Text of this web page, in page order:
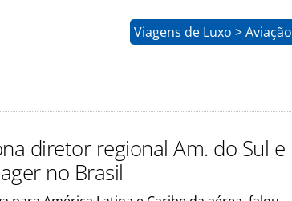
Viagens de Luxo > Aviação
diretor regional Am. do Sul e
no Brasil